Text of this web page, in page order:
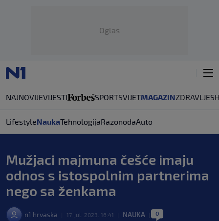
Oglas
NAJNOVIJEVIJESTI SPORTSVIJETMAGAZINZDRAVLJE
LifestyleNaukaTehnologijaRazonodaAuto
Mužjaci majmuna češće imaju
odnos s istospolnim partnerima
nego sa ženkama
n1 hrvaska 17. jul. 2023. 16:41 NAUKA 0